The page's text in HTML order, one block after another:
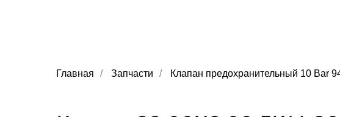
Главная / Запчасти / Клапан предохранительный 10 Bar